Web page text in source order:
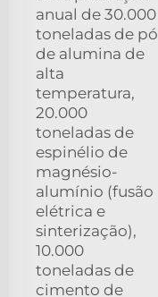
anual de 30.000
toneladas de pó
de alumina de
alta
temperatura,
20.000
toneladas de
espinélio de
magnésio-
alumínio (fusão
elétrica e
sinterização),
10.000
toneladas de
cimento de